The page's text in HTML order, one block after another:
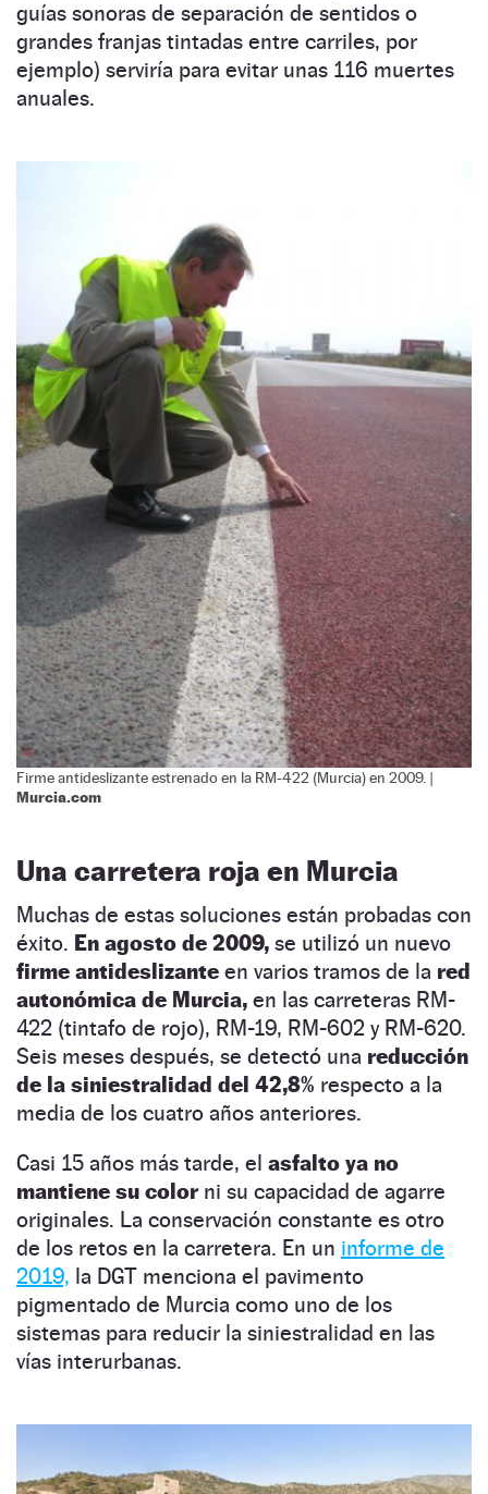
guías sonoras de separación de sentidos o
grandes franjas tintadas entre carriles, por
ejemplo) serviría para evitar unas 116 muertes
anuales.
Firme antideslizante estrenado en la RM-422 (Murcia) en 2009. |
Murcia.com
Una carretera roja en Murcia
Muchas de estas soluciones están probadas con
éxito. En agosto de 2009, se utilizó un nuevo
firme antideslizante en varios tramos de la red
autonómica de Murcia, en las carreteras RM-
422 (tintafo de rojo), RM-19, RM-602 y RM-620.
Seis meses después, se detectó una reducción
de la siniestralidad del 42,8% respecto a la
media de los cuatro años anteriores.
Casi 15 años más tarde, el asfalto ya no
mantiene su color ni su capacidad de agarre
originales. La conservación constante es otro
de los retos en la carretera. En un informe de
2019, la DGT menciona el pavimento
pigmentado de Murcia como uno de los
sistemas para reducir la siniestralidad en las
vías interurbanas.